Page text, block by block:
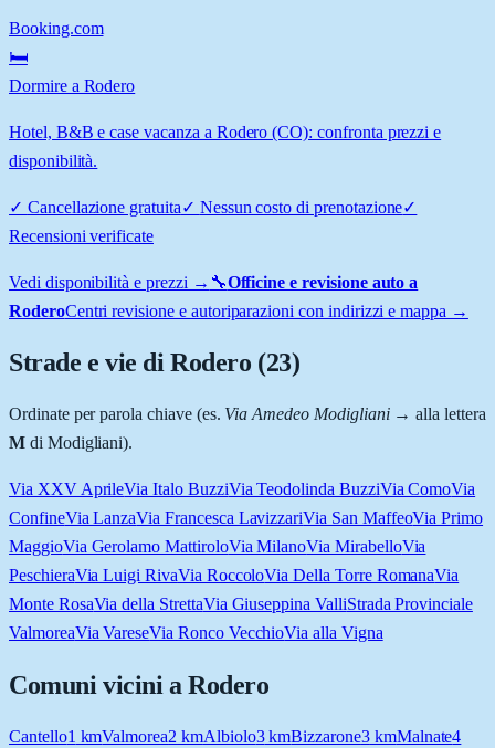
Booking.com
🛏️
Dormire a Rodero
Hotel, B&B e case vacanza a Rodero (CO): confronta prezzi e
disponibilità.
✓ Cancellazione gratuita✓ Nessun costo di prenotazione✓
Recensioni verificate
Vedi disponibilità e prezzi → 🔧Officine e revisione auto a
RoderoCentri revisione e autoriparazioni con indirizzi e mappa →
Strade e vie diRodero (23)
Ordinate per parola chiave (es. Via Amedeo Modigliani→ alla lettera
Mdi Modigliani).
Via XXV AprileVia Italo BuzziVia Teodolinda BuzziVia ComoVia
ConfineVia LanzaVia Francesca LavizzariVia San MaffeoVia Primo
MaggioVia Gerolamo MattiroloVia MilanoVia MirabelloVia
PeschieraVia Luigi RivaVia RoccoloVia Della Torre RomanaVia
Monte RosaVia della StrettaVia Giuseppina ValliStrada Provinciale
ValmoreaVia VareseVia Ronco VecchioVia alla Vigna
Comuni vicini aRodero
Cantello1 kmValmorea2 kmAlbiolo3kmBizzarone3kmMalnate4